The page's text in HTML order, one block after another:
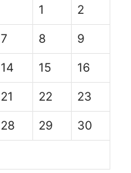
1 2
7 8 9
14 15 16
21 22 23
28 29 30